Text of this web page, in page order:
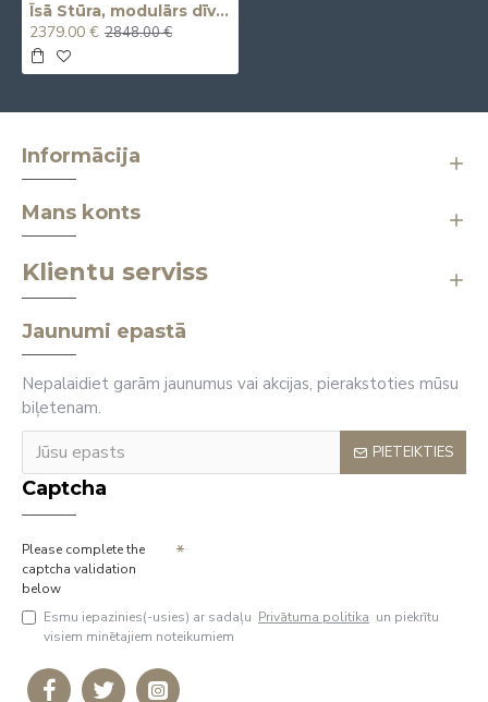
Īsā Stūra, modulārs dīvāns DOMINO (Chaiselongue)
2379.00 € 2848.00 €
Informācija
Mans konts
Klientu serviss
Jaunumi epastā
Nepalaidiet garām jaunumus vai akcijas, pierakstoties mūsu
biļetenam.
PIETEIKTIES
Captcha
Please complete the
captcha validation
below
Esmu iepazinies(-usies) ar sadaļu Privātuma politika un piekrītu
visiem minētajiem noteikumiem